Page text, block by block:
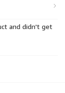
and didn't get